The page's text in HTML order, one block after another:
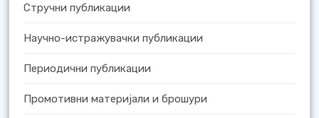
Стручни публикации
Научно-истражувачки публикации
Периодични публикации
Промотивни материјали и брошури